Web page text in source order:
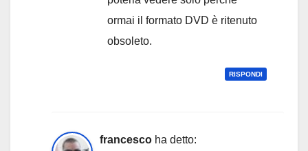
ormai il formato DVD è ritenuto
obsoleto.
RISPONDI
francesco ha detto: